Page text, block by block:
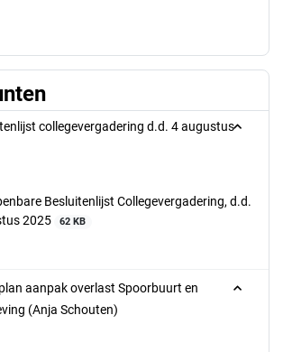
collegevergadering d.d. 4 augustus
Besluitenlijst Collegevergadering, d.d.
2025
62 KB
aanpak overlast Spoorbuurt en
(Anja Schouten)